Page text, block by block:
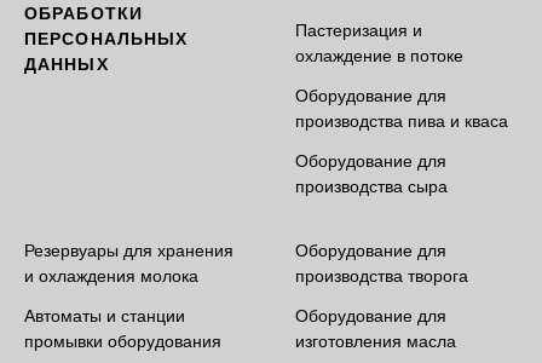
ОБРАБОТКИ
ПЕРСОНАЛЬНЫХ
ДАННЫХ
Пастеризация и
охлаждение в потоке
Оборудование для
производства пива и кваса
Оборудование для
производства сыра
Резервуары для хранения
и охлаждения молока
Автоматы и станции
промывки оборудования
Оборудование для
производства творога
Оборудование для
изготовления масла